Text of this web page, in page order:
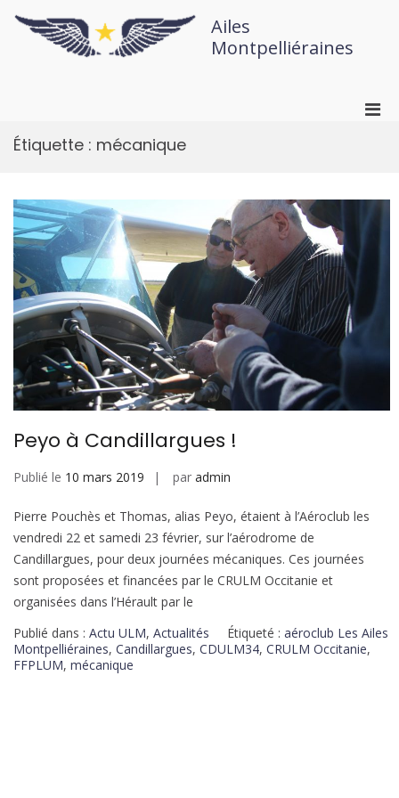
Ailes
Montpelliéraines
Étiquette : mécanique
Peyo à Candillargues !
Publié le 10 mars 2019 par admin
Pierre Pouchès et Thomas, alias Peyo, étaient à l’Aéroclub les
vendredi 22 et samedi 23 février, sur l’aérodrome de
Candillargues, pour deux journées mécaniques. Ces journées
sont proposées et financées par le CRULM Occitanie et
organisées dans l’Hérault par le
Publié dans : Actu ULM, Actualités Étiqueté : aéroclub Les Ailes
Montpelliéraines, Candillargues, CDULM34, CRULM Occitanie,
FFPLUM, mécanique